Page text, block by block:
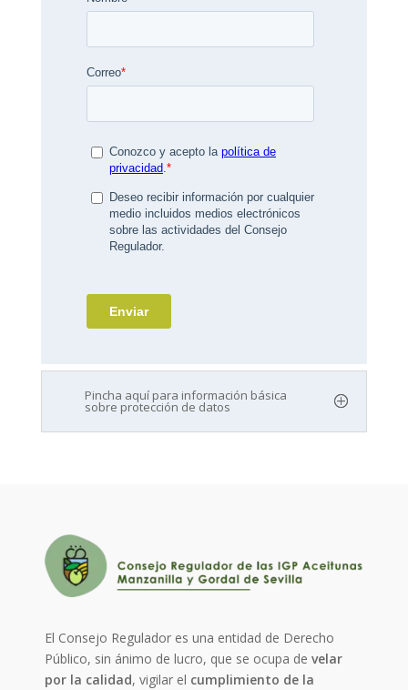
Pincha aquí para información básica
sobre protección de datos
El Consejo Regulador es una entidad de Derecho
Público, sin ánimo de lucro, que se ocupa develar
por la calidad, vigilar el cumplimiento de la